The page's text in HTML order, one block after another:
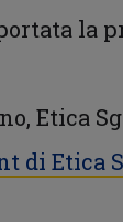
la
Etica
di Etica